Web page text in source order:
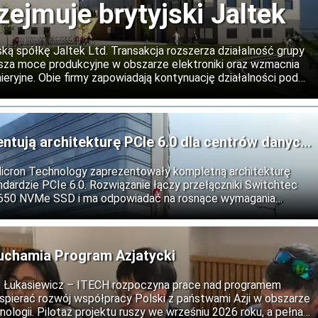
brytyjski Jaltek
spółkę Jaltek Ltd. Transakcja rozszerza działalność grupy
moce produkcyjne w obszarze elektroniki oraz wzmacnia
Obie firmy zapowiadają kontynuację działalności pod
architekturę PCIe 6.0 dla centrów danych
Technology zaprezentowały kompletną architekturę
PCIe 6.0. Rozwiązanie łączy przełączniki Switchtec
NVMe SSD i ma odpowiadać na rosnące wymagania
inteligencję, obliczenia wysokiej wydajności oraz
Program Azjatycki
– ITECH rozpoczyna prace nad programem
rozwój współpracy Polski z państwami Azji w obszarze
Pilotaż projektu ruszy we wrześniu 2026 roku, a pełna